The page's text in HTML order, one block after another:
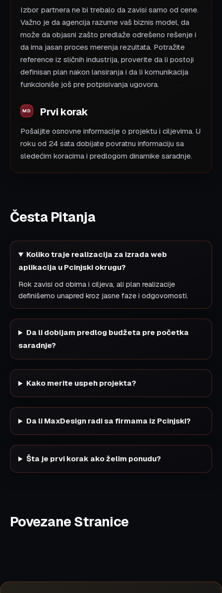
Izbor partnera ne bi trebalo da zavisi samo od cene.
Važno je da agencija razume vaš biznis model, da
može da objasni zašto predlaže odrešeno rešenje i
da ima jasan proces merenja rezultata. Potražite
reference iz sličnih industrija, proverite da li postoji
definisan plan nakon lansiranja i da li komunikacija
funkcioniše još pre potpisivanja ugovora.
Prvi korak
Pošaljite osnovne informacije o projektu i ciljevima. U
roku od 24 sata dobijate povratnu informaciju sa
sledećim koracima i predlogom dinamike saradnje.
Česta Pitanja
Koliko traje realizacija za izrada web
aplikacija u Pcinjski okrugu?
Rok zavisi od obima i ciljeva, ali plan realizacije
definišemo unapred kroz jasne faze i odgovornosti.
Da li dobijam predlog budžeta pre početka
saradnje?
Kako merite uspeh projekta?
Da li MaxDesign radi sa firmama iz Pcinjski?
Šta je prvi korak ako želim ponudu?
Povezane Stranice